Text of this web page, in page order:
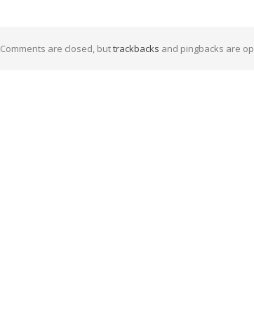
Comments are closed, buttrackbacks and pingbacks are